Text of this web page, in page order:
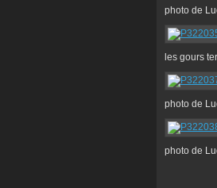
photo de
les gours
photo de
photo de